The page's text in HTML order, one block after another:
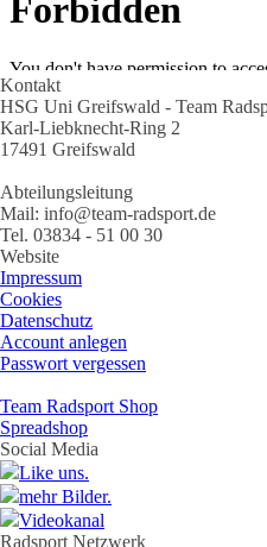
Kontakt
HSG Uni Greifswald - Team
Karl-Liebknecht-Ring 2
17491 Greifswald
Abteilungsleitung
Mail: info@team-radsport.de
Tel. 03834 - 51 00 30
Website
Impressum
Cookies
Datenschutz
Account anlegen
Passwort vergessen
Team Radsport Shop
Spreadshop
Social Media
Like uns.
mehr Bilder.
Videokanal
Radsport Netzwerk